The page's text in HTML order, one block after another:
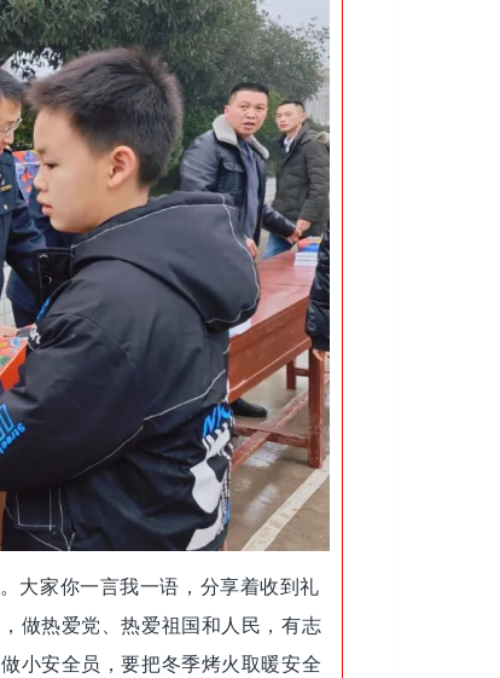
大家你一言我一语，分享着收到礼
做热爱党、热爱祖国和人民，有志
小安全员，要把冬季烤火取暖安全